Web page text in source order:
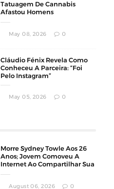
Tatuagem De Cannabis
Afastou Homens
May 08, 2026 0
Cláudio Fénix Revela Como
Conheceu A Parceira: “Foi
Pelo Instagram”
May 05, 2026 0
Morre Sydney Towle Aos 26
Anos; Jovem Comoveu A
Internet Ao Compartilhar Sua
August 06, 2026 0